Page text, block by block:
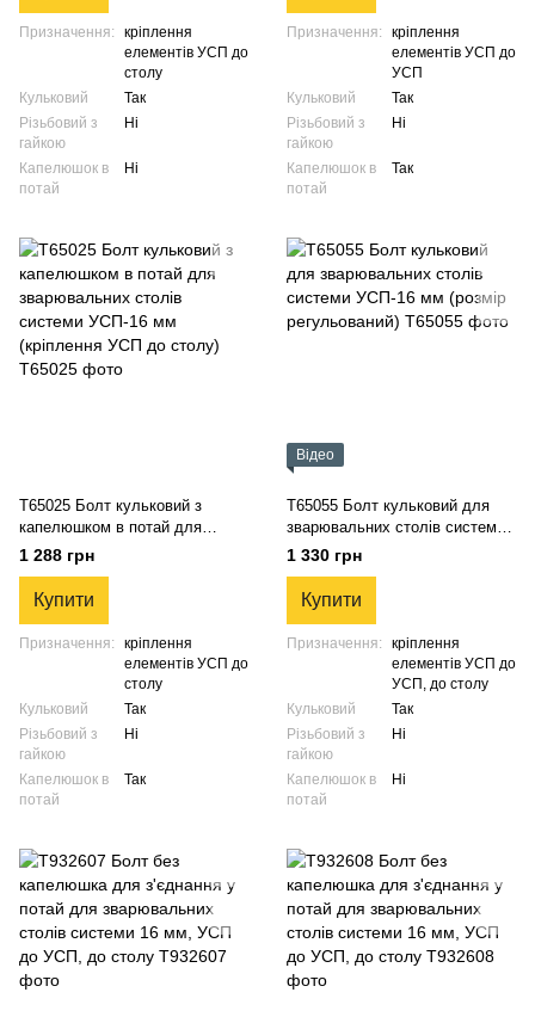
Призначення:
кріплення
елементів УСП до
столу
Кульковий
Так
Різьбовий з
гайкою
Ні
Капелюшок в
потай
Ні
Призначення:
кріплення
елементів УСП до
УСП
Кульковий
Так
Різьбовий з
гайкою
Ні
Капелюшок в
потай
Так
T65025 Болт кульковий з
капелюшком в потай для
зварювальних столів системи
УСП-16 мм (кріплення УСП до
столу)
1 288 грн
Купити
Призначення:
кріплення
елементів УСП до
столу
Кульковий
Так
Різьбовий з
гайкою
Ні
Капелюшок в
потай
Так
Відео
T65055 Болт кульковий для
зварювальних столів системи
УСП-16 мм (розмір
регульований)
1 330 грн
Купити
Призначення:
кріплення
елементів УСП до
УСП, до столу
Кульковий
Так
Різьбовий з
гайкою
Ні
Капелюшок в
потай
Ні